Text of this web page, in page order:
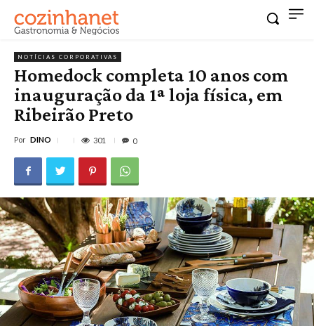
NOTÍCIAS CORPORATIVAS
Homedock completa 10 anos com
inauguração da 1ª loja física, em
Ribeirão Preto
Por DINO 301 0